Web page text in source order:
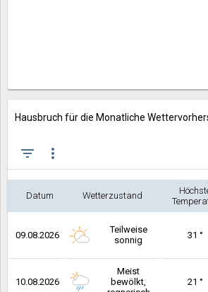
Hausbruch für die Monatliche
filter_list more_vert
Datum Wetterzustand
09.08.2026
Teilweise
sonnig
31 °
10.08.2026
Meist
bewölkt,
21 °